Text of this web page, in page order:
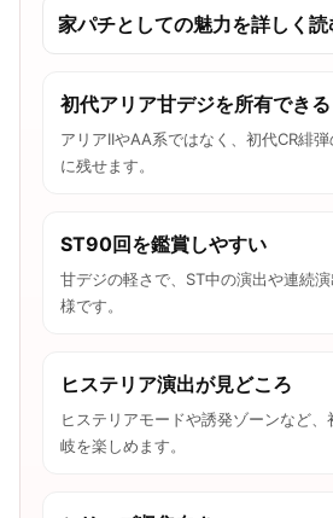
家パチとしての魅力を詳しく読
初代アリア甘デジを所有できる
アリアIIやAA系ではなく、初代CR緋
に残せます。
ST90回を鑑賞しやすい
甘デジの軽さで、ST中の演出や連続
様です。
ヒステリア演出が見どころ
ヒステリアモードや誘発ゾーンなど
岐を楽しめます。